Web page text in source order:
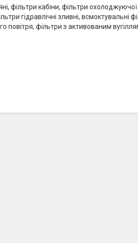
фільтри кабіни, фільтри
гідравлічні зливні, всмоктувальні
повітря, фільтри з активованим